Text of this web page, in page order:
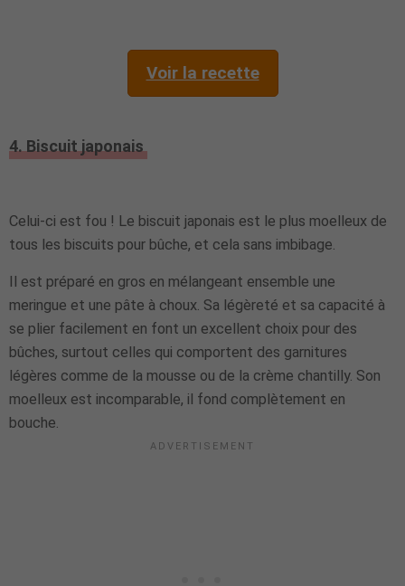
Voir la recette
4. Biscuit japonais
Celui-ci est fou ! Le biscuit japonais est le plus moelleux de
tous les biscuits pour bûche, et cela sans imbibage.
Il est préparé en gros en mélangeant ensemble une
meringue et une pâte à choux. Sa légèreté et sa capacité à
se plier facilement en font un excellent choix pour des
bûches, surtout celles qui comportent des garnitures
légères comme de la mousse ou de la crème chantilly. Son
moelleux est incomparable, il fond complètement en
bouche.